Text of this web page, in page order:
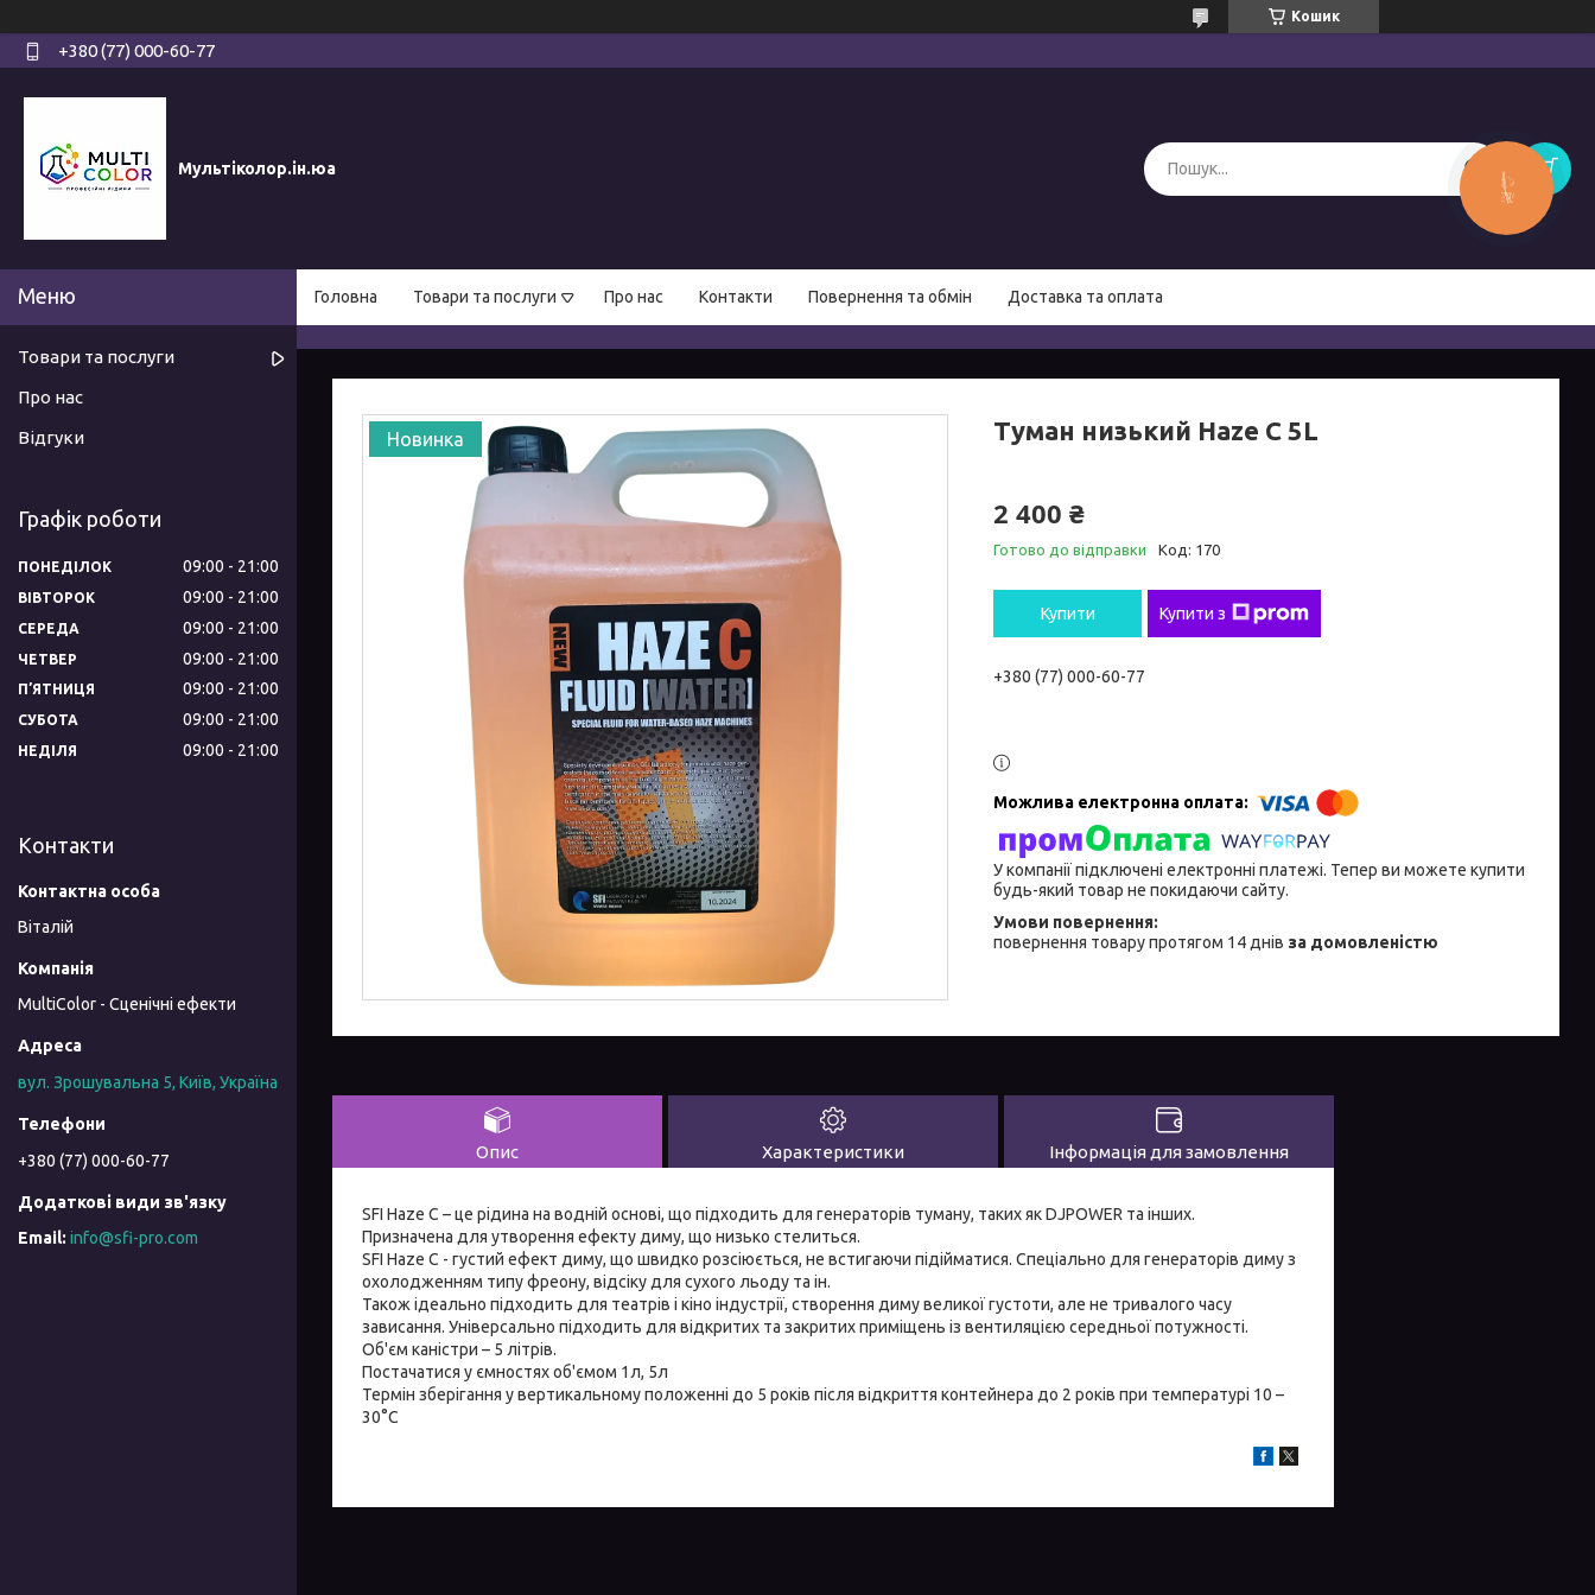
Кошик
+380 (77) 000-60-77
Мультіколор.ін.юа
Головна Товари та послуги Про нас Контакти Повернення та обмін Доставка та оплата
Новинка Туман низький Haze С 5L
2 400 ₴
Готово до відправки Код: 170
Купити Купити з
+380 (77) 000-60-77
У компанії підключені електронні платежі. Тепер ви можете купити
будь-який товар не покидаючи сайту.
повернення товару протягом 14 днів за домовленістю
Опис Характеристики Інформація для замовлення
SFI Haze С – це рідина на водній основі, що підходить для генераторів туману, таких як DJPOWER та інших.
Призначена для утворення ефекту диму, що низько стелиться.
SFI Haze С - густий ефект диму, що швидко розсіюється, не встигаючи підійматися. Спеціально для генераторів диму з
охолодженням типу фреону, відсіку для сухого льоду та ін.
Також ідеально підходить для театрів і кіно індустрії, створення диму великої густоти, але не тривалого часу
зависання. Універсально підходить для відкритих та закритих приміщень із вентиляцією середньої потужності.
Об'єм каністри – 5 літрів.
Постачатися у ємностях об'ємом 1л, 5л
Термін зберігання у вертикальному положенні до 5 років після відкриття контейнера до 2 років при температурі 10 –
30°C
Товари та послуги
Про нас
Відгуки
Графік роботи
ПОНЕДІЛОК 09:00 21:00
ВІВТОРОК 09:00 21:00
СЕРЕДА 09:00 21:00
ЧЕТВЕР 09:00 21:00
ПʼЯТНИЦЯ 09:00 21:00
СУБОТА 09:00 21:00
НЕДІЛЯ 09:00 21:00
Контакти
Віталій
MultiColor - Сценічні ефекти
вул. Зрошувальна 5, Київ, Україна
+380 (77) 000-60-77
info@sfi-pro.com
КНОПКА
ЗВ'ЯЗКУ